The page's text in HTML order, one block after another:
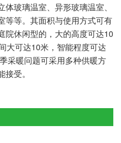
玻璃温室、异形玻璃温室、
等等。其面积与使用方式可有
院休闲型的，大的高度可达10
大可达10米，智能程度可达
采暖问题可采用多种供暖方
受。